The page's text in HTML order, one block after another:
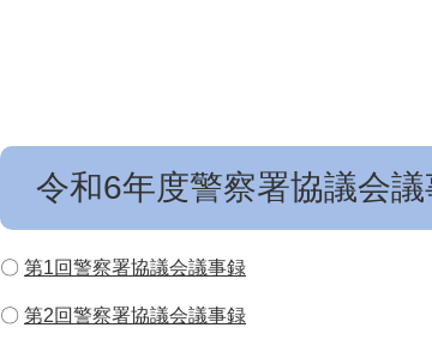
令和6年度警察署協議会議
〇 第1回警察署協議会議事録
〇 第2回警察署協議会議事録